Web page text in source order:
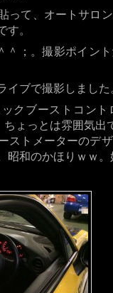
って、オートサロ
す。
＾；。撮影ポイン
イブで撮影しました
クブーストコン
ょっとは雰囲気出
ストメーターのデ
昭和のかほりｗｗ